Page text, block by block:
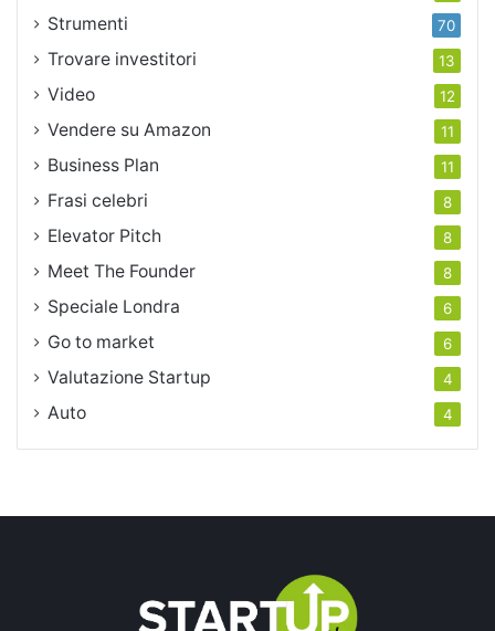
Strumenti 70
Trovare investitori 13
Video 12
Vendere su Amazon 11
Business Plan 11
Frasi celebri 8
Elevator Pitch 8
Meet The Founder 8
Speciale Londra 6
Go to market 6
Valutazione Startup 4
Auto 4